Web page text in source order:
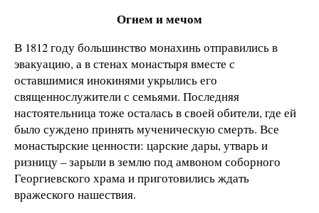
Огнем и мечом
В 1812 году большинство монахинь отправились в
эвакуацию, а в стенах монастыря вместе с
оставшимися инокинями укрылись его
священнослужители с семьями. Последняя
настоятельница тоже осталась в своей обители, где ей
было суждено принять мученическую смерть. Все
монастырские ценности: царские дары, утварь и
ризницу – зарыли в землю под амвоном соборного
Георгиевского храма и приготовились ждать
вражеского нашествия.